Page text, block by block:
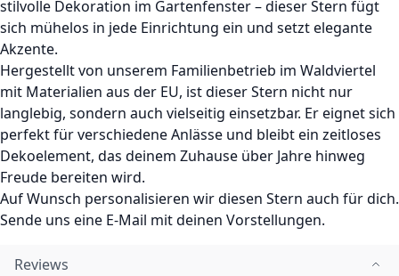
stilvolle Dekoration im Gartenfenster – dieser Stern fügt
sich mühelos in jede Einrichtung ein und setzt elegante
Akzente.
Hergestellt von unserem Familienbetrieb im Waldviertel
mit Materialien aus der EU, ist dieser Stern nicht nur
langlebig, sondern auch vielseitig einsetzbar. Er eignet sich
perfekt für verschiedene Anlässe und bleibt ein zeitloses
Dekoelement, das deinem Zuhause über Jahre hinweg
Freude bereiten wird.
Auf Wunsch personalisieren wir diesen Stern auch für dich.
Sende uns eine E-Mail mit deinen Vorstellungen.
Reviews